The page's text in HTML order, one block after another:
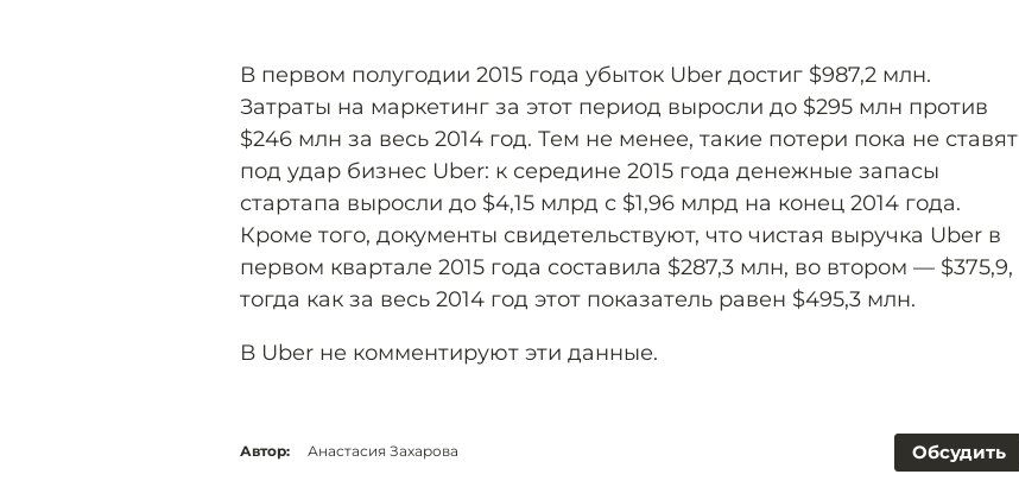
В первом полугодии 2015 года убыток Uber достиг $987,2 млн.
Затраты на маркетинг за этот период выросли до $295 млн против
$246 млн за весь 2014 год. Тем не менее, такие потери пока не ставят
под удар бизнес Uber: к середине 2015 года денежные запасы
стартапа выросли до $4,15 млрд с $1,96 млрд на конец 2014 года.
Кроме того, документы свидетельствуют, что чистая выручка Uber в
первом квартале 2015 года составила $287,3 млн, во втором — $375,9,
тогда как за весь 2014 год этот показатель равен $495,3 млн.
В Uber не комментируют эти данные.
Обсудить
Автор: Анастасия Захарова